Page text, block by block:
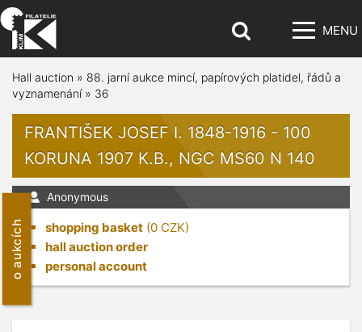
MENU
o aukcích
Hall auction » 88. jarní aukce mincí, papírových platidel, řádů a
vyznamenání» 36
FRANTIŠEK JOSEF I. 1848-1916 - 100
KORUNA 1907 K.B., NGC MS60 N 140
Anonymous
shopping basket (0 CZK)
hall auction order
personal account